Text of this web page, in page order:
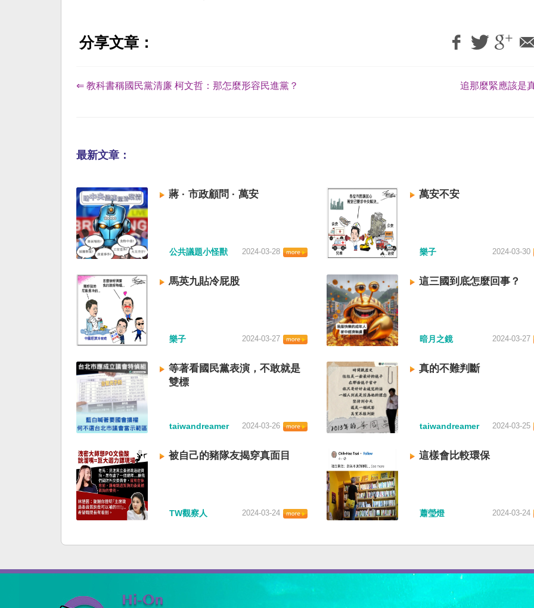
分享文章：
⇐ 教科書稱國民黨清廉 柯文哲：那怎麼形容民進黨？ 追那麼緊應該是
最新文章：
蔣 · 市政顧問 · 萬安
公共議題小怪獸 2024-03-28
萬安不安
樂子 2024-03-30
馬英九貼冷屁股
樂子 2024-03-27
這三國到底怎麼回事？
暗月之鏡 2024-03-27
等著看國民黨表演，不敢就是
雙標
taiwandreamer 2024-03-26
真的不難判斷
taiwandreamer 2024-03-25
被自己的豬隊友揭穿真面目
TW觀察人 2024-03-24
這樣會比較環保
蕭瑩燈 2024-03-24